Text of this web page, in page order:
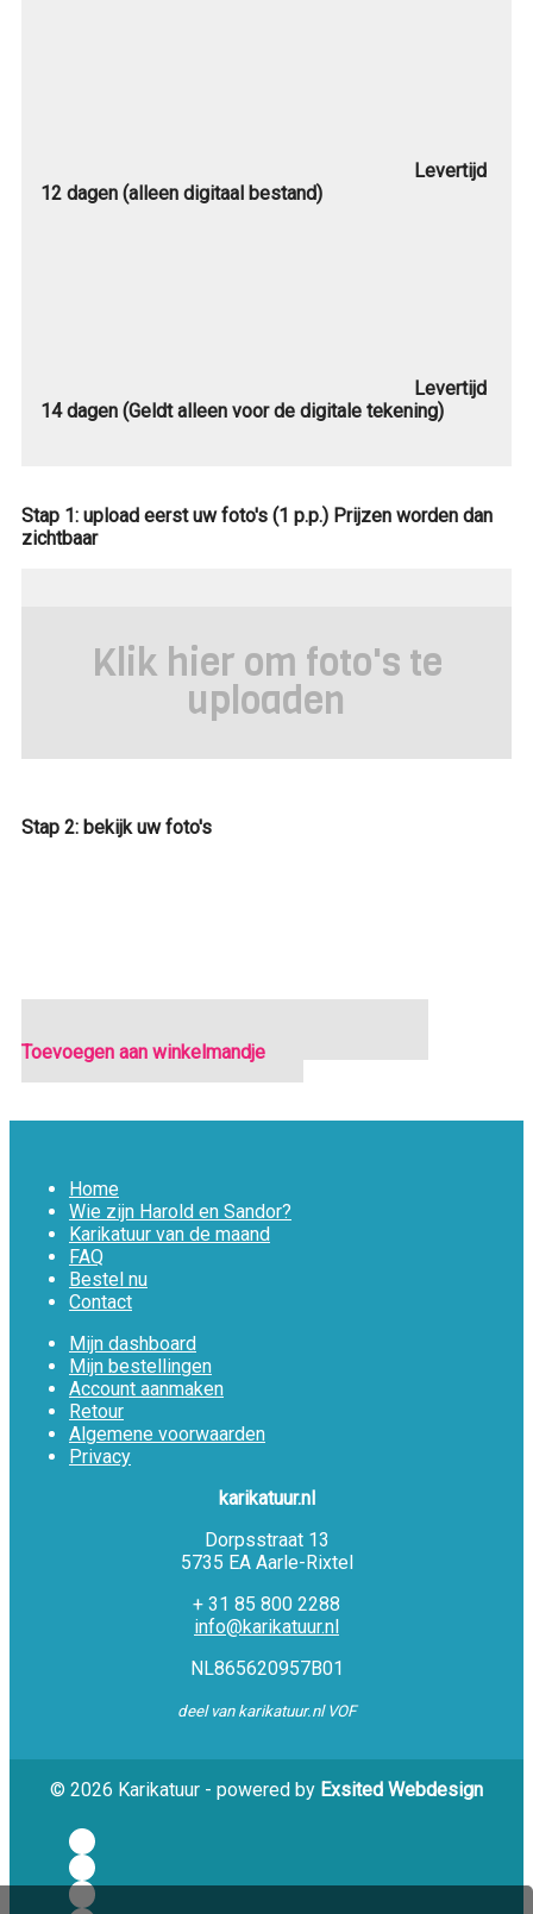
Levertijd
12 dagen (alleen digitaal bestand)
Levertijd
14 dagen (Geldt alleen voor de digitale tekening)
Stap 1: upload eerst uw foto's (1 p.p.) Prijzen worden dan
zichtbaar
Klik hier om foto's te
uploaden
Stap 2: bekijk uw foto's
Toevoegen aan winkelmandje
Home
Wie zijn Harold en Sandor?
Karikatuur van de maand
FAQ
Bestel nu
Contact
Mijn dashboard
Mijn bestellingen
Account aanmaken
Retour
Algemene voorwaarden
Privacy
karikatuur.nl
Dorpsstraat 13
5735 EA Aarle-Rixtel
+ 31 85 800 2288
info@karikatuur.nl
NL865620957B01
deel van karikatuur.nl VOF
© 2026 Karikatuur - powered by Exsited Webdesign